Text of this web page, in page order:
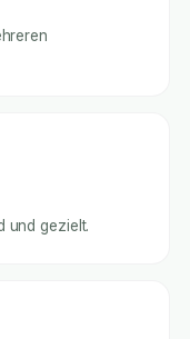
und gezielt.